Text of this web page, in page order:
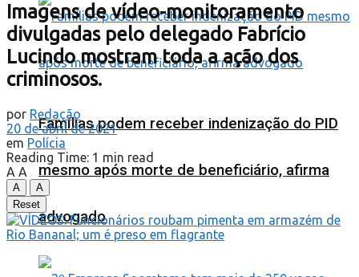
Famílias podem receber indenização do PID
mesmo após morte de beneficiário, afirma
advogado
Imagens de vídeo-monitoramento
divulgadas pelo delegado Fabrício
Lucindo mostram toda a ação dos
criminosos.
por Redação
20 de abril de 2021
em Polícia
Reading Time: 1 min read
A A
A
A
Reset